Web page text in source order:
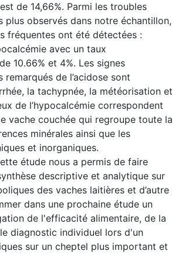
de 14,66%. Parmi les troubles
plus observés dans notre échantillon,
fréquentes ont été détectées :
avec un taux
10.66% et 4%. Les signes
remarqués de l’acidose sont
la tachypnée, la météorisation et
de l’hypocalcémie correspondent
vache couchée qui regroupe toute la
minérales ainsi que les
et inorganiques.
étude nous a permis de faire
descriptive et analytique sur
des vaches laitières et d’autre
dans une prochaine étude un
de l'efficacité alimentaire, de la
diagnostic individuel lors d'un
sur un cheptel plus important et